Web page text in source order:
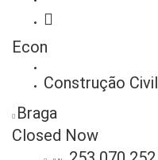
Econ
Construção Civil
Braga
Closed Now